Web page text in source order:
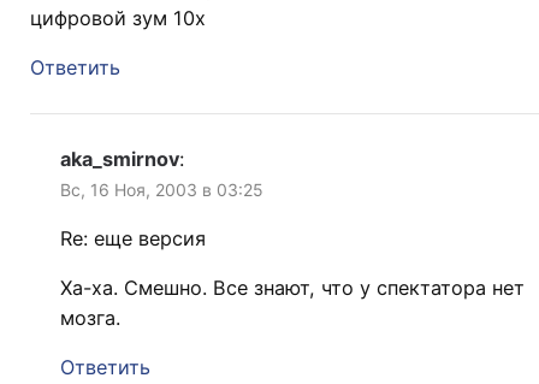
цифровой зум 10х
Ответить
aka_smirnov:
Вс, 16 Ноя, 2003 в 03:25
Re: еще версия
Ха-ха. Смешно. Все знают, что у спектатора нет
мозга.
Ответить